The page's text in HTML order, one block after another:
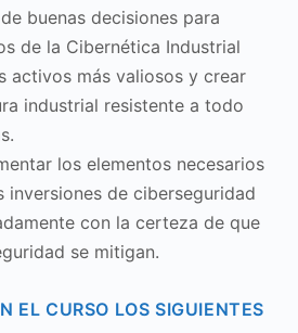
buenas decisiones para
de la Cibernética Industrial
activos más valiosos y crear
industrial resistente a todo
los elementos necesarios
inversiones de ciberseguridad
con la certeza de que
se mitigan.
EL CURSO LOS SIGUIENTES